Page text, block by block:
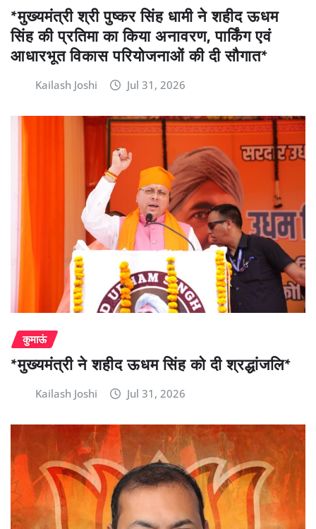
*मुख्यमंत्री श्री पुष्कर सिंह धामी ने शहीद ऊधम
सिंह की प्रतिमा का किया अनावरण, पार्किंग एवं
आधारभूत विकास परियोजनाओं की दी सौगात*
Kailash Joshi Jul 31, 2026
कुमाऊं
*मुख्यमंत्री ने शहीद ऊधम सिंह को दी श्रद्धांजलि*
Kailash Joshi Jul 31, 2026